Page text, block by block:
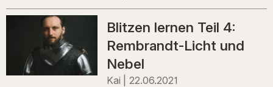
Blitzen lernen Teil 4:
Rembrandt-Licht und
Nebel
Kai 22.06.2021